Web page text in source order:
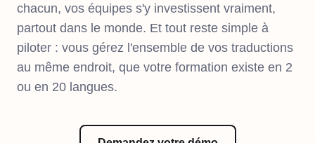
chacun, vos équipes s'y investissent vraiment,
partout dans le monde. Et tout reste simple à
piloter : vous gérez l'ensemble de vos traductions
au même endroit, que votre formation existe en 2
ou en 20 langues.